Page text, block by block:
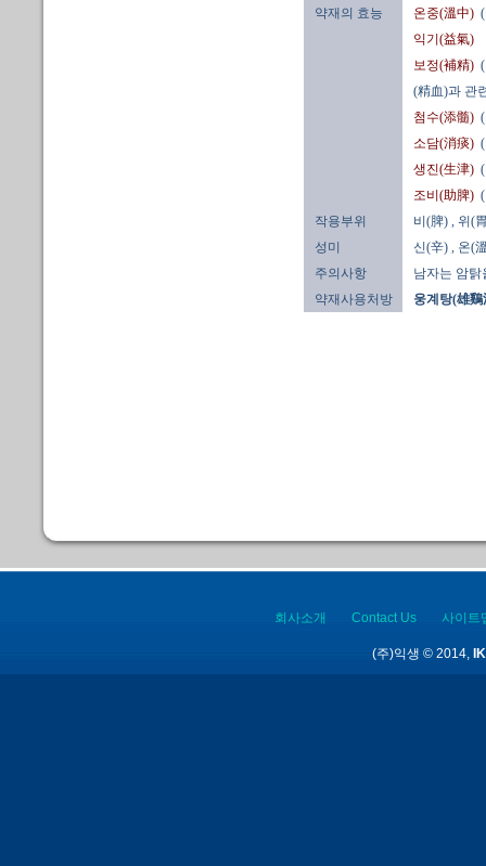
약재의 효능
온중(溫中)
익기(益氣)
보정(補精)
(精血)과 관
첨수(添髓)
소담(消痰)
생진(生津)
조비(助脾)
작용부위
비(脾)
, 위(
성미
신(辛)
, 온(
주의사항
남자는 암탉
약재사용처방
웅계탕(雄鷄
회사소개 Contact Us 사이트
(주)익생 © 2014,